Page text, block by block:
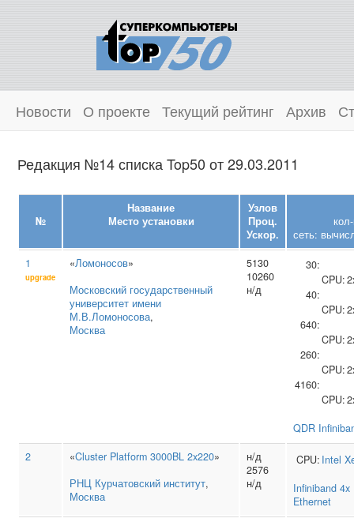
Новости О проекте Текущий рейтинг Архив
Редакция №14 списка Top50 от 29.03.2011
№
Название
Место установки
Узлов
Проц.
Ускор.
сеть:
1
upgrade
«Ломоносов»
Московский государственный
университет имени
М.В.Ломоносова,
Москва
5130
10260
н/д
30:
CPU:
40:
CPU:
640:
CPU:
260:
CPU:
4160:
CPU:
QDR
2
«Cluster Platform 3000BL 2x220»
РНЦ Курчатовский институт,
Москва
н/д
2576
н/д
CPU: Intel
Infiniband 4x
Ethernet